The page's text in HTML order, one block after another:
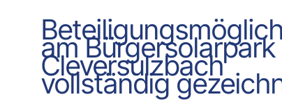
am Bürgersolarpark
Cleversulzbach
vollständig